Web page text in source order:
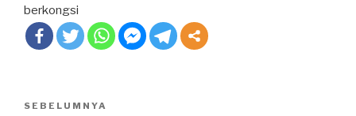
berkongsi
Post
Previous
SEBELUMNYA